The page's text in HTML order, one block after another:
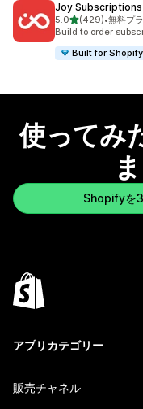
Joy
5.05つ星中
(429)
合計レビュー数：
•無料プ
Build to order
Built for Shopify
使ってみ
Shopifyを
アプリカテゴリー
販売チャネル